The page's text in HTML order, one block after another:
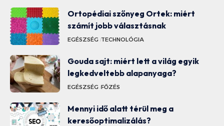
Ortopédiai szőnyeg Ortek: miért
számít jobb választásnak
EGÉSZSÉG TECHNOLÓGIA
Gouda sajt: miért lett a világ egyik
legkedveltebb alapanyaga?
EGÉSZSÉG FŐZÉS
Mennyi idő alatt térül meg a
keresőoptimalizálás?